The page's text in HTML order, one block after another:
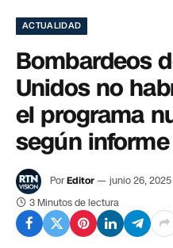
ACTUALIDAD
Bombardeos
Unidos no
el programa
según
PorEditor junio 26, 2025
3 Minutos de lectura